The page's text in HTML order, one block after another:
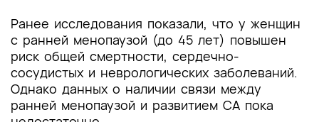
Ранее исследования показали, что у женщин
с ранней менопаузой (до 45 лет) повышен
риск общей смертности, сердечно-
сосудистых и неврологических заболеваний.
Однако данных о наличии связи между
ранней менопаузой и развитием СА пока